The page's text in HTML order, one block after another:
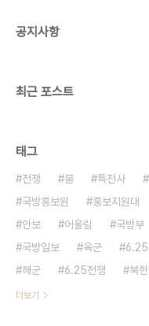
공지사항
최근 포스트
태그
전쟁 붐 특전사
국방홍보원
홍보지원대
안보
어울림 국방부
국방일보
육군 6.25
해군
6.25전쟁 북한
더보기